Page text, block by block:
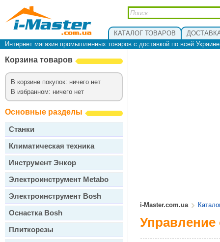
КАТАЛОГ ТОВАРОВ
Интернет магазин промышленных товаров с доставкой по всей
Корзина товаров
В корзине покупок: ничего нет
В избранном: ничего нет
Основные разделы
Станки
Климатическая техника
Инструмент Энкор
Электроинструмент Metabo
Электроинструмент Bosh
Оснастка Bosh
Плиткорезы
i-Master.com.ua